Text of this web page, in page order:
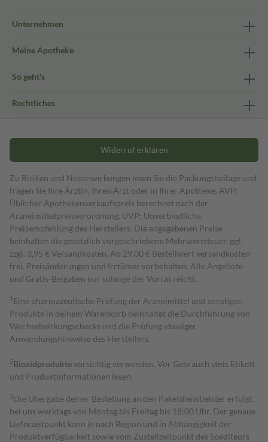
Unternehmen
Meine Apotheke
So geht's
Rechtliches
Widerruf erklären
Zu Risiken und Nebenwirkungen lesen Sie die Packungsbeilage und
fragen Sie Ihre Ärztin, Ihren Arzt oder in Ihrer Apotheke. AVP:
Üblicher Apothekenverkaufspreis berechnet nach der
Arzneimittelpreisverordnung. UVP: Unverbindliche
Preisempfehlung des Herstellers. Die angegebenen Preise
beinhalten die gesetzlich vorgeschriebene Mehrwertsteuer, ggf.
zzgl. 3,95 € Versandkosten. Ab 29,00 € Bestell­wert versand­kosten­
frei. Preisänderungen und Irrtümer vorbehalten. Alle Angebote
und Gratis-Beigaben nur solange der Vorrat reicht.
1 Eine pharmazeutische Prüfung der Arzneimittel und sonstigen
Produkte in deinem Warenkorb beinhaltet die Durchführung von
Wechselwirkungschecks und die Prüfung etwaiger
Anwendungshinweise des Herstellers.
2Biozidproduktevorsichtig verwenden. Vor Gebrauch stets Etikett
und Produktinformationen lesen.
3Die Übergabe deiner Bestellung an den Paketdienstleister erfolgt
bei uns werktags von Montag bis Freitag bis 18:00 Uhr. Der genaue
Lieferzeitpunkt kann je nach Region und in Abhängigkeit der
Produktverfügbarkeit sowie vom Zustellzeitpunkt des Spediteurs